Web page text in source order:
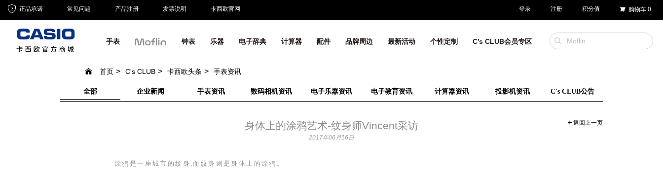
正品承诺 常见问题 产品注册 发票说明 卡西欧官网 登录 注册 积分值 购物车 0
手表 钟表 乐器 电子辞典 计算器 配件 品牌周边 最新活动 个性定制 C’s CLUB会员专区
首页 C's CLUB 卡西欧头条 手表资讯
全部 企业新闻 手表资讯 数码相机资讯 电子乐器资讯 电子教育资讯 计算器资讯 投影机资讯 C's CLUB公告
身体上的涂鸦艺术-纹身师Vincent采访 返回上一页
2017年06月16日
涂鸦是一座城市的纹身,而纹身则是身体上的涂鸦。